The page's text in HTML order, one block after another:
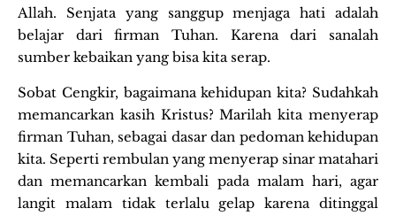
Allah. Senjata yang sanggup menjaga hati adalah
belajar dari firman Tuhan. Karena dari sanalah
sumber kebaikan yang bisa kita serap.
Sobat Cengkir, bagaimana kehidupan kita? Sudahkah
memancarkan kasih Kristus? Marilah kita menyerap
firman Tuhan, sebagai dasar dan pedoman kehidupan
kita. Seperti rembulan yang menyerap sinar matahari
dan memancarkan kembali pada malam hari, agar
langit malam tidak terlalu gelap karena ditinggal